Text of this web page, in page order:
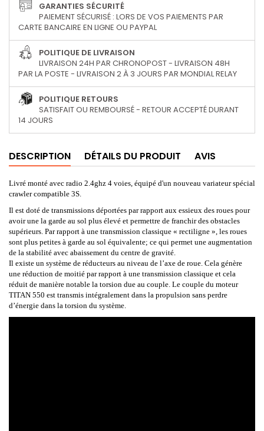
GARANTIES SÉCURITÉ
PAIEMENT SÉCURISÉ : LORS DE VOS PAIEMENTS PAR
CARTE BANCAIRE EN LIGNE OU PAYPAL
POLITIQUE DE LIVRAISON
LIVRAISON 24H PAR CHRONOPOST - LIVRAISON 48H
PAR LA POSTE - LIVRAISON 2 À 3 JOURS PAR MONDIAL RELAY
POLITIQUE RETOURS
SATISFAIT OU REMBOURSÉ - RETOUR ACCEPTÉ DURANT
14 JOURS
DESCRIPTION DÉTAILS DU PRODUIT AVIS
Livré monté avec radio 2.4ghz 4 voies, équipé d'un nouveau variateur spécial
crawler compatible 3S.
Il est doté de transmissions déportées par rapport aux essieux des roues pour
avoir une la garde au sol plus élevé et permettre de franchir des obstacles
supérieurs. Par rapport à une transmission classique « rectiligne », les roues
sont plus petites à garde au sol équivalente; ce qui permet une augmentation
de la stabilité avec abaissement du centre de gravité.
Il existe un système de réducteurs au niveau de l’axe de roue. Cela génère
une réduction de moitié par rapport à une transmission classique et cela
réduit de manière notable la torsion due au couple. Le couple du moteur
TITAN 550 est transmis intégralement dans la propulsion sans perdre
d’énergie dans la torsion du système.